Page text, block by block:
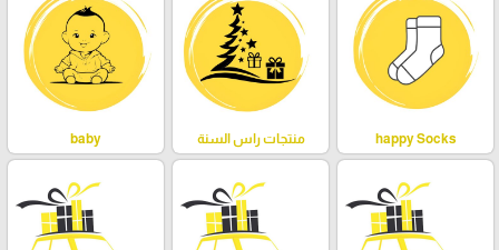
happy Socks منتجات راس السنة baby